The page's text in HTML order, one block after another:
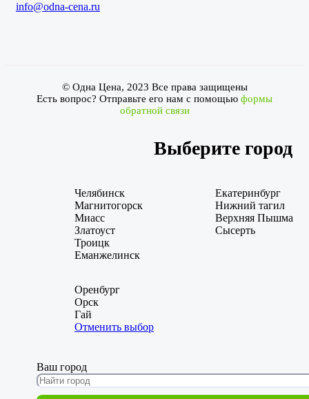
info@odna-cena.ru
© Одна Цена, 2023 Все права защищены
Есть вопрос? Отправьте его нам с помощью формы
обратной связи
Выберите город
Челябинск
Магнитогорск
Миасс
Златоуст
Троицк
Еманжелинск
Екатеринбург
Нижний тагил
Верхняя Пышма
Сысерть
Оренбург
Орск
Гай
Отменить выбор
Ваш город